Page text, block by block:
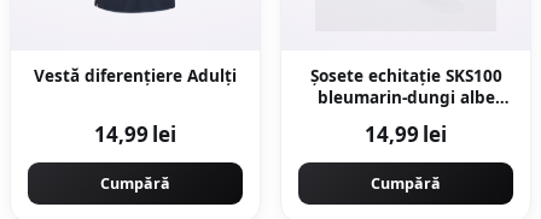
Vestă diferențiere Adulți
14,99 lei
Cumpără
Șosete echitație SKS100
bleumarin-dungi albe
14,99 lei
Cumpără